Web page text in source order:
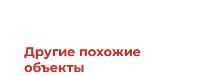
Другие похожие
объекты